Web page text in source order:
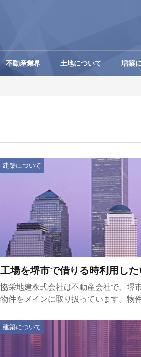
不動産業界 土地について 増築
工場を堺市で借りる時利用した
建築について
協栄地建株式会社は不動産会社で、堺
物件をメインに取り扱っています。物
建築について